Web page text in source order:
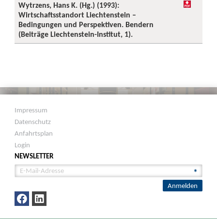
Wytrzens, Hans K. (Hg.) (1993):
Wirtschaftsstandort Liechtenstein –
Bedingungen und Perspektiven. Bendern
(Beiträge Liechtenstein-Institut, 1).
Impressum
Datenschutz
Anfahrtsplan
Login
NEWSLETTER